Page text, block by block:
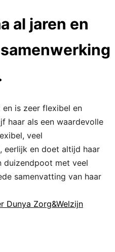
al jaren en
is zeer flexibel en
haar als een waardevolle
veel
eerlijk en doet altijd haar
duizendpoot met veel
samenvatting van haar
Dunya Zorg&Welzijn